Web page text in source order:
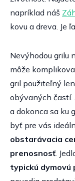
napríklad náš
kovu a dreva. Je
Nevýhodou grilu
môže
gril použiteľný
obývaných častí.
a dokonca sa ku
byť pre vás
obstarávacia
prenosnosť.
typickú dymovú